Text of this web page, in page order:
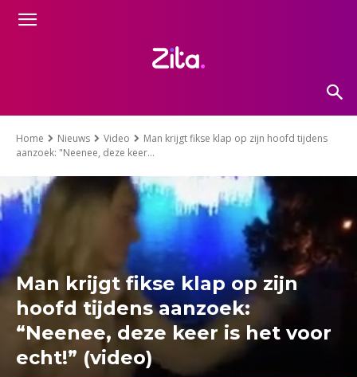
Home Nieuws Video
Man krijgt fikse klap op zijn hoofd tijdens
aanzoek: "Neenee, deze keer...
Man krijgt fikse klap op zijn
hoofd tijdens aanzoek:
“Neenee, deze keer is het voor
echt!” (video)